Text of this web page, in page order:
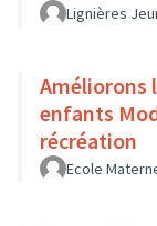
Lignières
Améliorons
enfants
récréation
Ecole